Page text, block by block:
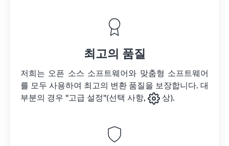
최고의 품질
저희는 오픈 소스 소프트웨어와 맞춤형 소프트웨어
를 모두 사용하여 최고의 변환 품질을 보장합니다. 대
부분의 경우 "고급 설정"(선택 사항,
상).